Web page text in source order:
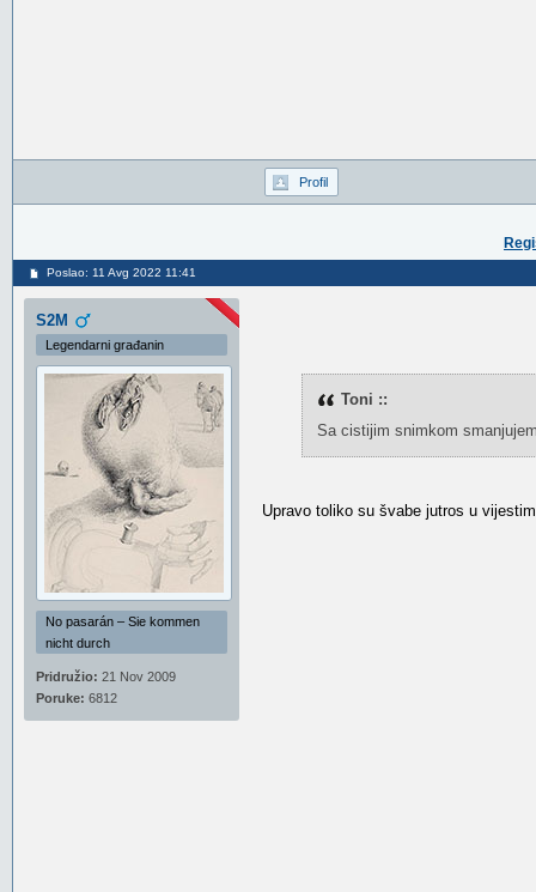
Profil
Poslao: 11 Avg 2022 11:41
S2M
Legendarni građanin
No pasarán – Sie kommen
nicht durch
Pridružio: 21 Nov 2009
Poruke: 6812
Toni ::
Sa cistijim snimkom
Upravo toliko su švabe jutros u